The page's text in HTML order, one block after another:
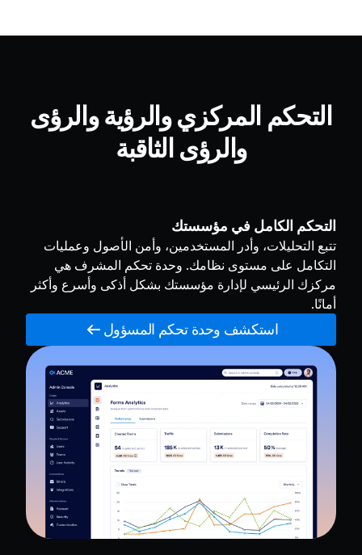
التحكم المركزي والرؤية والرؤى
والرؤى الثاقبة
الرؤية من أجل التعاون، الشفافية، والتخصيص
اطّلع على كل ما يهمك — كل شيء في مكان واحد. مع
مساحات العمل الشخصية والمشتركة، يمكن لفرقك تنظيم
المشاريع، متابعة التقدّم، وتخصيص مساحة العمل لدعم
علامة الشركة وأهدافها.